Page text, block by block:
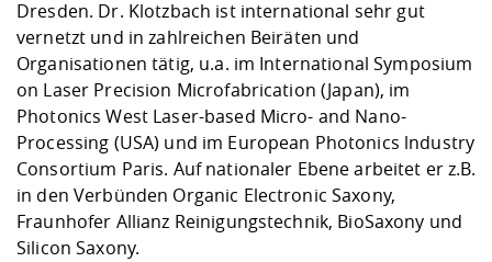
und Physik
Digitales Lernen
Fremdsprachen
Studentenwerk
Angebote der
Arbeit
Formulare und
Internationale
Kooperationen
Klimaschutz &
Förderverein
Maschinenbau
Qualitätssicherung
Dresden. Dr. Klotzbach ist international sehr gut
vernetzt und in zahlreichen Beiräten und
Organisationen tätig, u.a. im International Symposium
on Laser Precision Microfabrication (Japan), im
Photonics West Laser-based Micro- and Nano-
Processing (USA) und im European Photonics lndustry
Consortium Paris. Auf nationaler Ebene arbeitet er z.B.
in den Verbünden Organic Electronic Saxony,
Fraunhofer Allianz Reinigungstechnik, BioSaxony und
Silicon Saxony.